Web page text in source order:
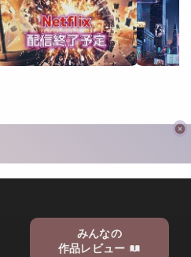
みんなの
作品レビュー